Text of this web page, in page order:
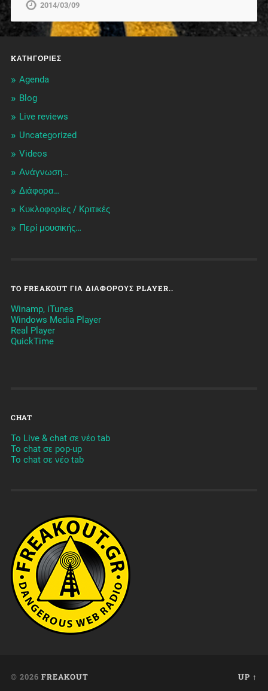
2014/03/09
KΑΤΗΓΟΡΊΕΣ
Agenda
Blog
Live reviews
Uncategorized
Videos
Ανάγνωση…
Διάφορα…
Κυκλοφορίες / Kριτικές
Περί μουσικής…
TO FREAKOUT ΓΙΑ ΔΙΆΦΟΡΟΥΣ PLAYER..
Winamp, iTunes
Windows Media Player
Real Player
QuickTime
CHAT
To Live & chat σε νέο tab
To chat σε pop-up
To chat σε νέο tab
© 2026 FREAKOUT UP ↑